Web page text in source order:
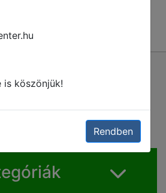
kijuttató
is köszönjük!
Rendben